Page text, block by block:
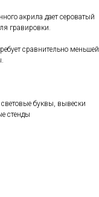
акрила дает сероватый
гравировки.
сравнительно меньшей
буквы, вывески
стенды